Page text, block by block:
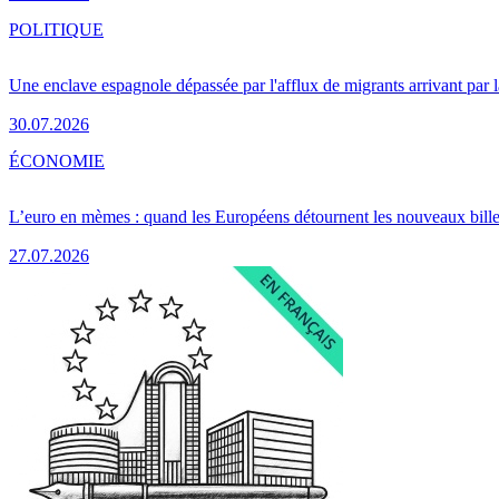
Une enclave espagnole dépassée par l'afflux de migrants arrivant par
30.07.2026
POLITIQUE
L’euro en mèmes : quand les Européens détournent les nouveaux
27.07.2026
ÉCONOMIE